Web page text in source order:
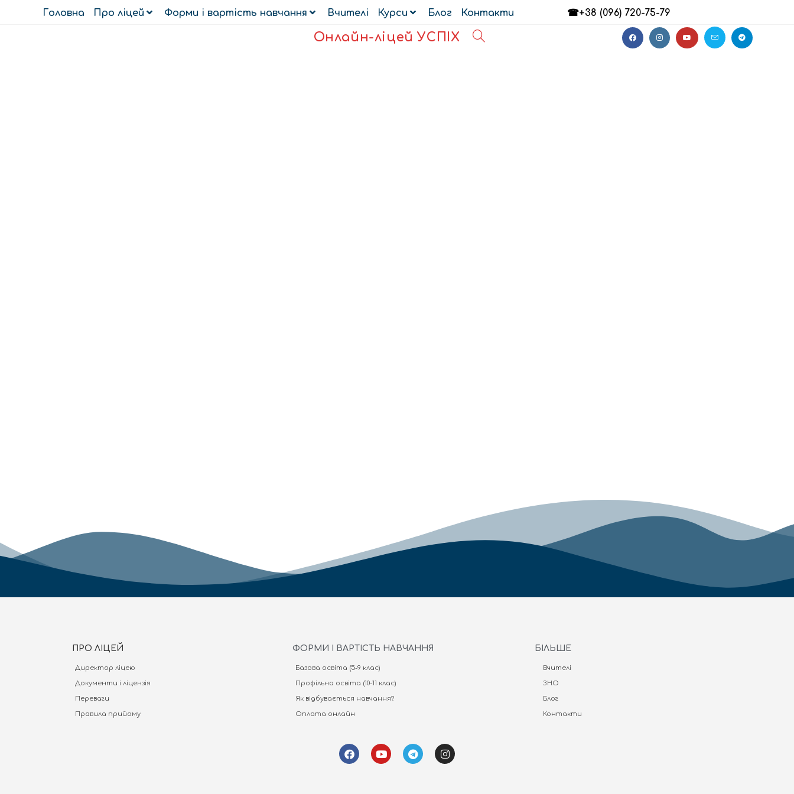
Головна Про ліцей Форми і вартість навчання Вчителі Курси Блог Контакти ☎+38 (096) 720-75-79
Онлайн-ліцей УСПІХ
ПРО ЛІЦЕЙ
Директор ліцею
Документи і ліцензія
Переваги
Правила прийому
ФОРМИ І ВАРТІСТЬ НАВЧАННЯ
Базова освіта (5-9 клас)
Профільна освіта (10-11 клас)
Як відбувається навчання?
Оплата онлайн
БІЛЬШЕ
Вчителі
ЗНО
Блог
Контакти